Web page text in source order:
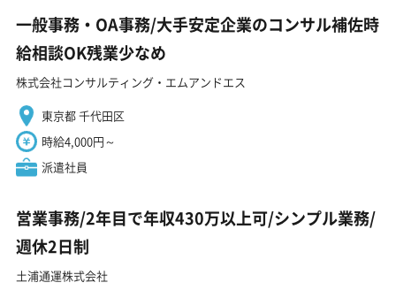
一般事務・OA事務/大手安定企業のコンサル補佐時
給相談OK残業少なめ
株式会社コンサルティング・エムアンドエス
東京都 千代田区
時給4,000円～
派遣社員
営業事務/2年目で年収430万以上可/シンプル業務/
週休2日制
土浦通運株式会社